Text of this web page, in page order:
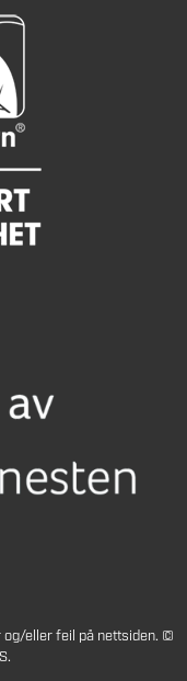
og/eller feil på nettsiden. ©